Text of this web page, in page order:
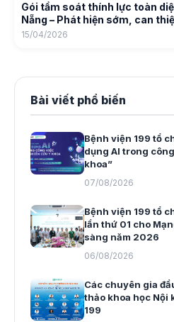
Gói tầm soát thính lực toàn
Nẵng – Phát hiện sớm, can
15/04/2026
Bài viết phổ biến
Bệnh viện 199 tổ
dụng AI trong
khoa”
07/08/2026
Bệnh viện 199 tổ
lần thứ 01 cho
sàng năm 2026
06/08/2026
Các chuyên gia
thảo khoa học Nội
199